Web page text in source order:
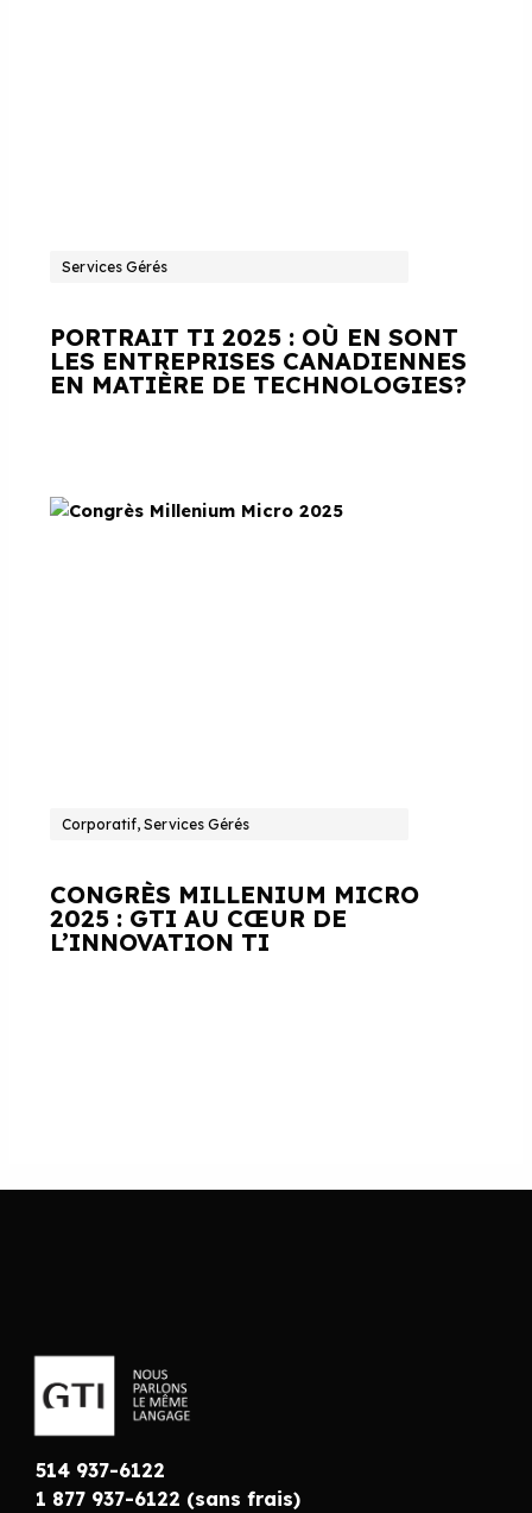
Services Gérés
PORTRAIT TI 2025 : OÙ EN SONT
LES ENTREPRISES CANADIENNES
EN MATIÈRE DE TECHNOLOGIES?
Corporatif, Services Gérés
CONGRÈS MILLENIUM MICRO
2025 : GTI AU CŒUR DE
L’INNOVATION TI
514 937-6122
1 877 937-6122 (sans frais)